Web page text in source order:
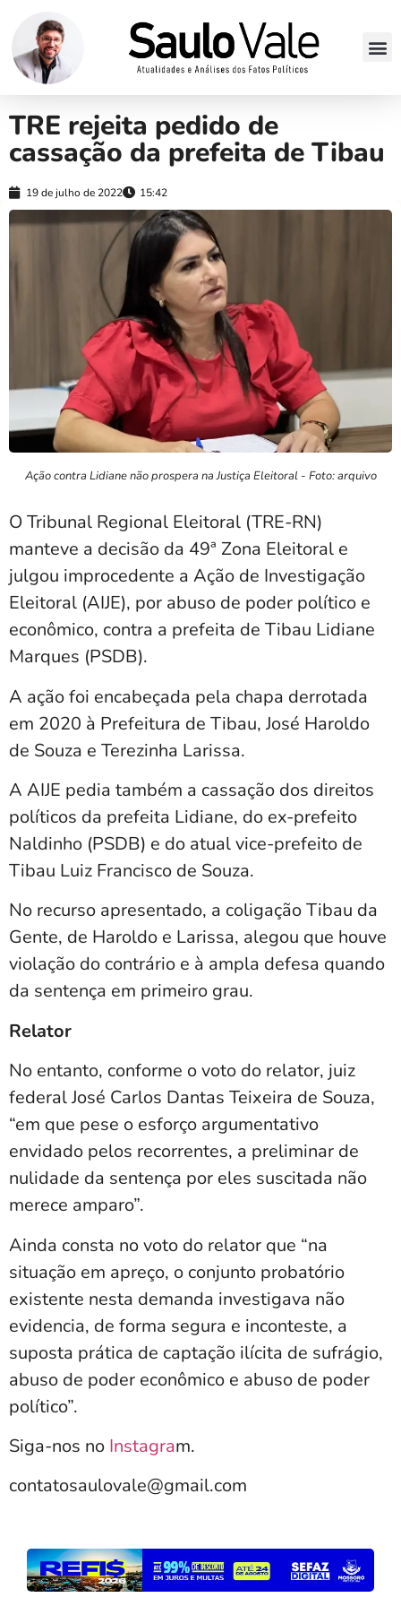
TRE rejeita pedido de
cassação da prefeita de Tibau
19 de julho de 2022 15:42
Ação contra Lidiane não prospera na Justiça Eleitoral - Foto: arquivo
O Tribunal Regional Eleitoral (TRE-RN)
manteve a decisão da 49ª Zona Eleitoral e
julgou improcedente a Ação de Investigação
Eleitoral (AIJE), por abuso de poder político e
econômico, contra a prefeita de Tibau Lidiane
Marques (PSDB).
A ação foi encabeçada pela chapa derrotada
em 2020 à Prefeitura de Tibau, José Haroldo
de Souza e Terezinha Larissa.
A AIJE pedia também a cassação dos direitos
políticos da prefeita Lidiane, do ex-prefeito
Naldinho (PSDB) e do atual vice-prefeito de
Tibau Luiz Francisco de Souza.
No recurso apresentado, a coligação Tibau da
Gente, de Haroldo e Larissa, alegou que houve
violação do contrário e à ampla defesa quando
da sentença em primeiro grau.
Relator
No entanto, conforme o voto do relator, juiz
federal José Carlos Dantas Teixeira de Souza,
“em que pese o esforço argumentativo
envidado pelos recorrentes, a preliminar de
nulidade da sentença por eles suscitada não
merece amparo”.
Ainda consta no voto do relator que “na
situação em apreço, o conjunto probatório
existente nesta demanda investigava não
evidencia, de forma segura e inconteste, a
suposta prática de captação ilícita de sufrágio,
abuso de poder econômico e abuso de poder
político”.
Siga-nos no Instagram.
contatosaulovale@gmail.com